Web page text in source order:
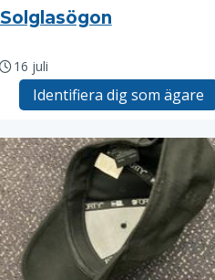
Solglasögon
16 juli
Identifiera dig som ägare